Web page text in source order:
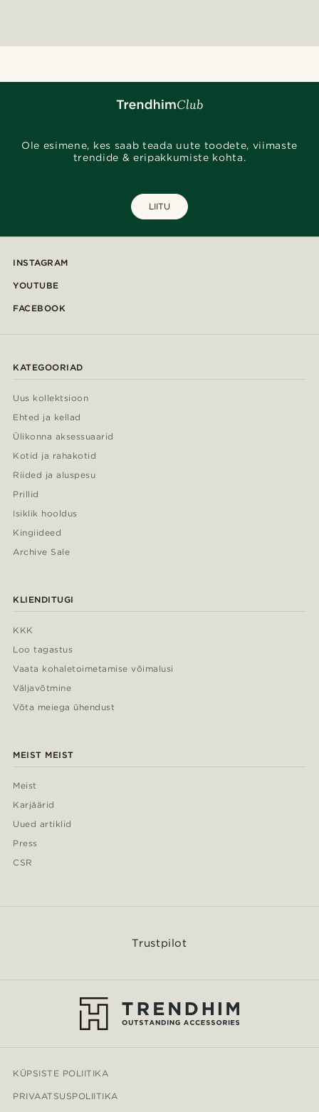
Ole esimene, kes saab teada uute toodete, viimaste
trendide & eripakkumiste kohta.
LIITU
INSTAGRAM
YOUTUBE
FACEBOOK
KATEGOORIAD
Uus kollektsioon
Ehted ja kellad
Ülikonna aksessuaarid
Kotid ja rahakotid
Riided ja aluspesu
Prillid
Isiklik hooldus
Kingiideed
Archive Sale
KLIENDITUGI
KKK
Loo tagastus
Vaata kohaletoimetamise võimalusi
Väljavõtmine
Võta meiega ühendust
MEIST MEIST
Meist
Karjäärid
Uued artiklid
Press
CSR
Trustpilot
KÜPSISTE POLIITIKA
PRIVAATSUSPOLIITIKA